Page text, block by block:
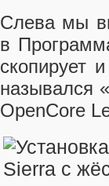
Слева мы
в
скопирует
назывался
OpenCore